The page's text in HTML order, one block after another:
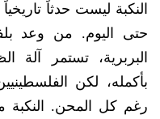
النكبة ليست حدثاً
حتى اليوم. من وعد
البربرية، تستمر
بأكمله، لكن
رغم كل المحن. النكبة